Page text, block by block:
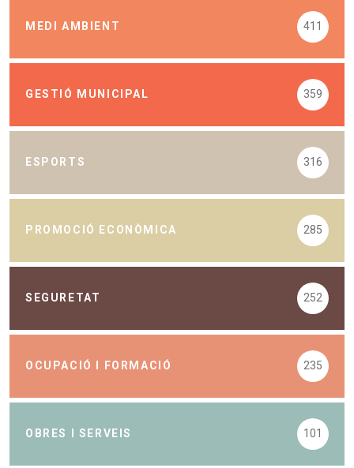
MEDI AMBIENT 411
GESTIÓ MUNICIPAL 359
ESPORTS 316
PROMOCIÓ ECONÒMICA 285
SEGURETAT 252
OCUPACIÓ I FORMACIÓ 235
OBRES I SERVEIS 101